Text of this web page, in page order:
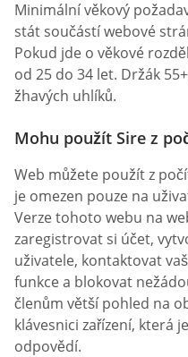
Minimální věkový
stát součástí webové
Pokud jde o věkové
od 25 do 34 let. Držák
žhavých uhlíků.
Mohu použít Sire z
Web můžete použít z
je omezen pouze na
Verze tohoto webu na
zaregistrovat si účet,
uživatele, kontaktovat
funkce a blokovat
členům větší pohled na
klávesnici zařízení, která
odpovědí.